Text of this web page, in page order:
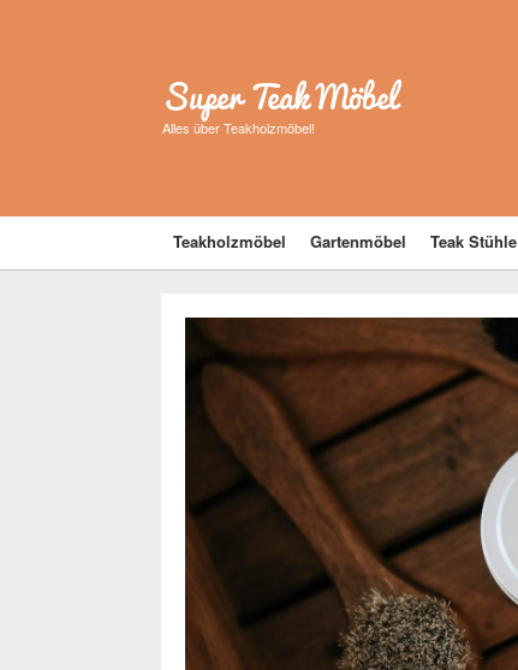
Super Teak Möbel
Alles über Teakholzmöbel!
Teakholzmöbel Gartenmöbel Teak Stühle